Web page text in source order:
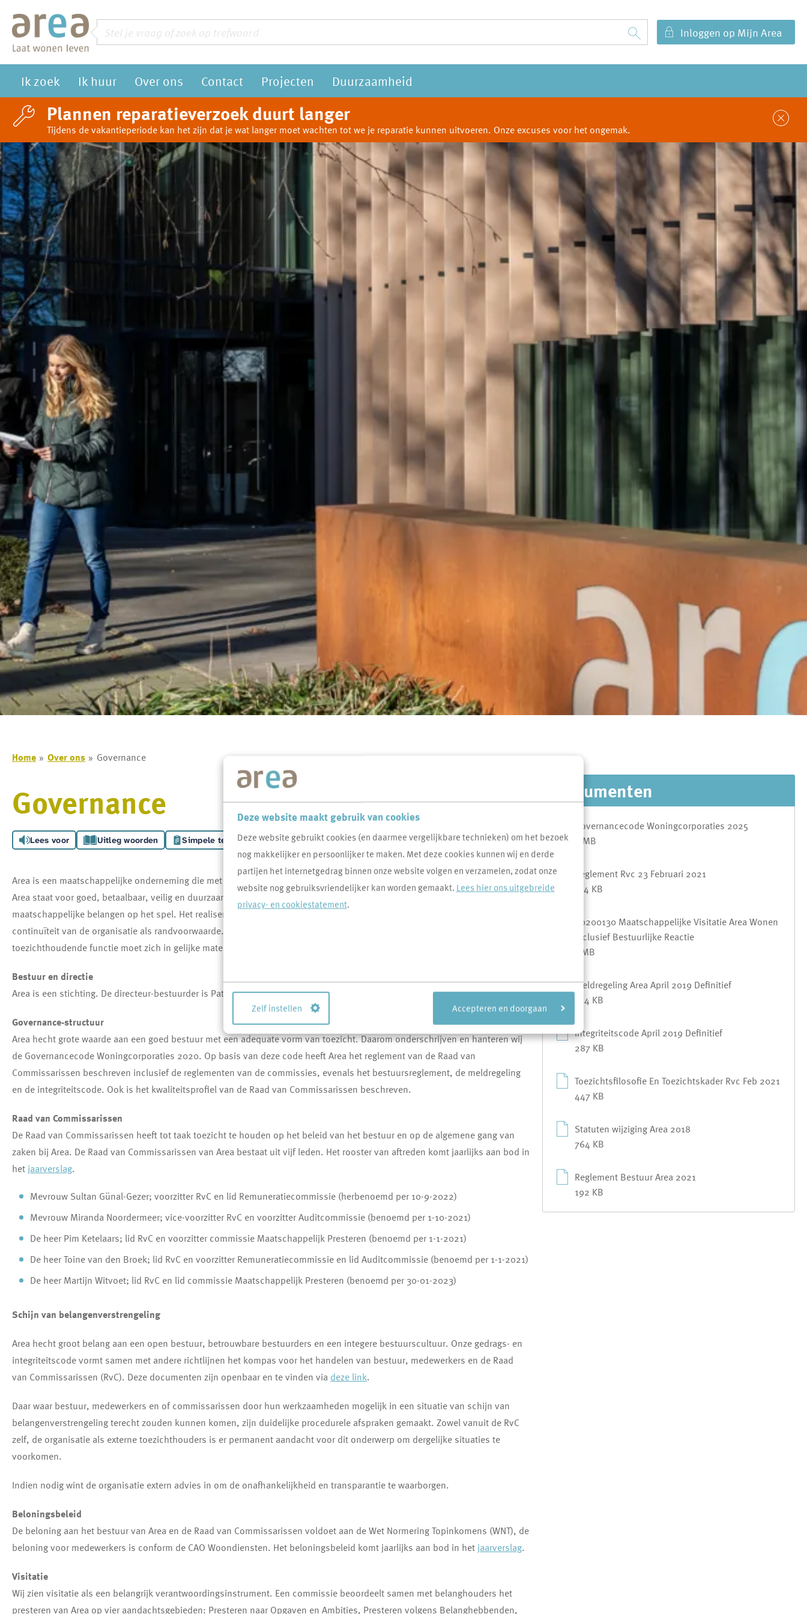
Deze website maakt gebruik van cookies
Deze website gebruikt cookies (en daarmee vergelijkbare technieken) om het bezoek
nog makkelijker en persoonlijker te maken. Met deze cookies kunnen wij en derde
partijen het internetgedrag binnen onze website volgen en verzamelen, zodat onze
website nog gebruiksvriendelijker kan worden gemaakt. Lees hier ons uitgebreide
privacy- en cookiestatement.
Zelf instellen Accepteren en doorgaan
Naar de homepage Zoeken
Vraag of trefwoord Inloggen op Mijn Area
Ik zoek Ik huur Over ons Contact Projecten Duurzaamheid
Plannen reparatieverzoek duurt langer
Tijdens de vakantieperiode kan het zijn dat je wat langer moet wachten tot we je reparatie kunnen uitvoeren. Onze excuses voor het ongemak.
Home Over ons Governance
Governance
Lees voor Uitleg woorden Simpele tekst
Area is een maatschappelijke onderneming die met een maatschappelijke opdracht een volkshuisvestelijke taak uitvoert.
Area staat voor goed, betaalbaar, veilig en duurzaam wonen. Daarvoor zijn grote investeringen nodig en er staan veel
maatschappelijke belangen op het spel. Het realiseren van de maatschappelijke doelen staat voorop, met financiële
continuïteit van de organisatie als randvoorwaarde. Area ontwikkelt zich op bestuurlijk en operationeel vlak. De
toezichthoudende functie moet zich in gelijke mate ontwikkelen.
Bestuur en directie
Area is een stichting. De directeur-bestuurder is Patrick Barské.
Governance-structuur
Area hecht grote waarde aan een goed bestuur met een adequate vorm van toezicht. Daarom onderschrijven en hanteren wij
de Governancecode Woningcorporaties 2020. Op basis van deze code heeft Area het reglement van de Raad van
Commissarissen beschreven inclusief de reglementen van de commissies, evenals het bestuursreglement, de meldregeling
en de integriteitscode. Ook is het kwaliteitsprofiel van de Raad van Commissarissen beschreven.
Raad van Commissarissen
De Raad van Commissarissen heeft tot taak toezicht te houden op het beleid van het bestuur en op de algemene gang van
zaken bij Area. De Raad van Commissarissen van Area bestaat uit vijf leden. Het rooster van aftreden komt jaarlijks aan bod in
het jaarverslag.
Mevrouw Sultan Günal-Gezer; voorzitter RvC en lid Remuneratiecommissie (herbenoemd per 10-9-2022)
Mevrouw Miranda Noordermeer; vice-voorzitter RvC en voorzitter Auditcommissie (benoemd per 1-10-2021)
De heer Pim Ketelaars; lid RvC en voorzitter commissie Maatschappelijk Presteren (benoemd per 1-1-2021)
De heer Toine van den Broek; lid RvC en voorzitter Remuneratiecommissie en lid Auditcommissie (benoemd per 1-1-2021)
De heer Martijn Witvoet; lid RvC en lid commissie Maatschappelijk Presteren (benoemd per 30-01-2023)
Schijn van belangenverstrengeling
Area hecht groot belang aan een open bestuur, betrouwbare bestuurders en een integere bestuurscultuur. Onze gedrags- en
integriteitscode vormt samen met andere richtlijnen het kompas voor het handelen van bestuur, medewerkers en de Raad
van Commissarissen (RvC). Deze documenten zijn openbaar en te vinden via deze link.
Daar waar bestuur, medewerkers en of commissarissen door hun werkzaamheden mogelijk in een situatie van schijn van
belangenverstrengeling terecht zouden kunnen komen, zijn duidelijke procedurele afspraken gemaakt. Zowel vanuit de RvC
zelf, de organisatie als externe toezichthouders is er permanent aandacht voor dit onderwerp om dergelijke situaties te
voorkomen.
Indien nodig wint de organisatie extern advies in om de onafhankelijkheid en transparantie te waarborgen.
Beloningsbeleid
De beloning aan het bestuur van Area en de Raad van Commissarissen voldoet aan de Wet Normering Topinkomens (WNT), de
beloning voor medewerkers is conform de CAO Woondiensten. Het beloningsbeleid komt jaarlijks aan bod in het jaarverslag.
Visitatie
Wij zien visitatie als een belangrijk verantwoordingsinstrument. Een commissie beoordeelt samen met belanghouders het
presteren van Area op vier aandachtsgebieden: Presteren naar Opgaven en Ambities, Presteren volgens Belanghebbenden,
Documenten
Governancecode Woningcorporaties 2025
2 MB
Reglement Rvc 23 Februari 2021
714 KB
20200130 Maatschappelijke Visitatie Area Wonen
Inclusief Bestuurlijke Reactie
1 MB
Meldregeling Area April 2019 Definitief
334 KB
Integriteitscode April 2019 Definitief
287 KB
Toezichtsfilosofie En Toezichtskader Rvc Feb 2021
447 KB
Statuten wijziging Area 2018
764 KB
Reglement Bestuur Area 2021
192 KB